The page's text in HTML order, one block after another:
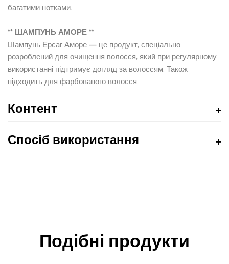
багатими нотками.
** ШАМПУНЬ АМОРЕ **
Шампунь Ерсаг Аморе — це продукт, спеціально
розроблений для очищення волосся, який при регулярному
використанні підтримує догляд за волоссям. Також
підходить для фарбованого волосся.
Контент
Спосіб використання
Подібні продукти